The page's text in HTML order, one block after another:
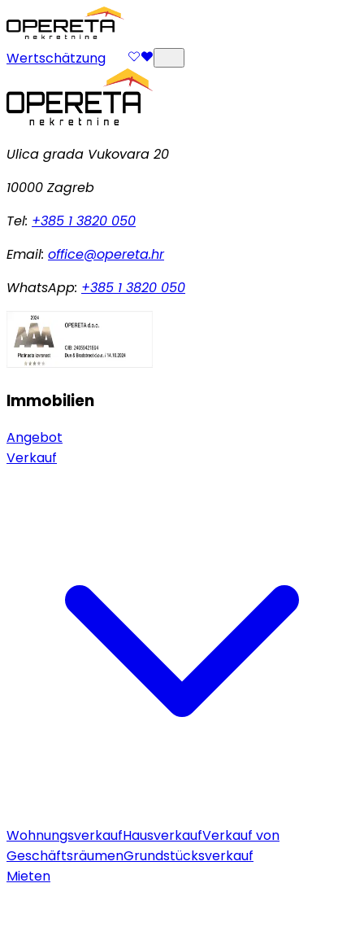
Wertschätzung
Ulica grada Vukovara 20
10000 Zagreb
Tel: +385 1 3820 050
Email: office@opereta.hr
WhatsApp: +385 1 3820 050
Immobilien
Angebot
Verkauf
WohnungsverkaufHausverkaufVerkauf von
GeschäftsräumenGrundstücksverkauf
Mieten